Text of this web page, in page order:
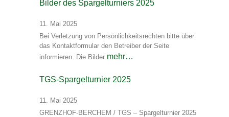
Bilder des Spargelturniers 2025
11. Mai 2025
Bei Verletzung von Persönlichkeitsrechten bitte über
das Kontaktformular den Betreiber der Seite
informieren. Die Bilder mehr…
TGS-Spargelturnier 2025
11. Mai 2025
GRENZHOF-BERCHEM / TGS – Spargelturnier 2025